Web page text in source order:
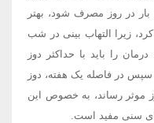
در روز مصرف شود، بهتر
زیرا التهاب بینی در شب
را باید با حداکثر دوز
در فاصله یک هفته، دوز
موثر رساند، به خصوص این
سنی مفید است.